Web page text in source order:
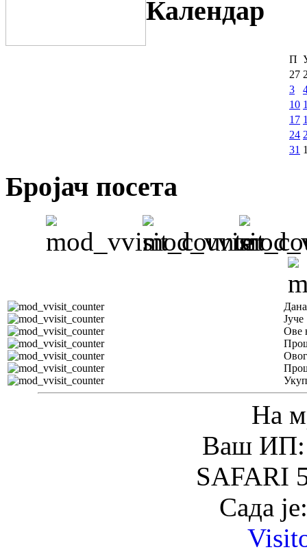
Календар
П
27
3
10
17
24
31
Бројач посета
Јуче
Ове
На
Ваш ИП:
SAFARI
Сада